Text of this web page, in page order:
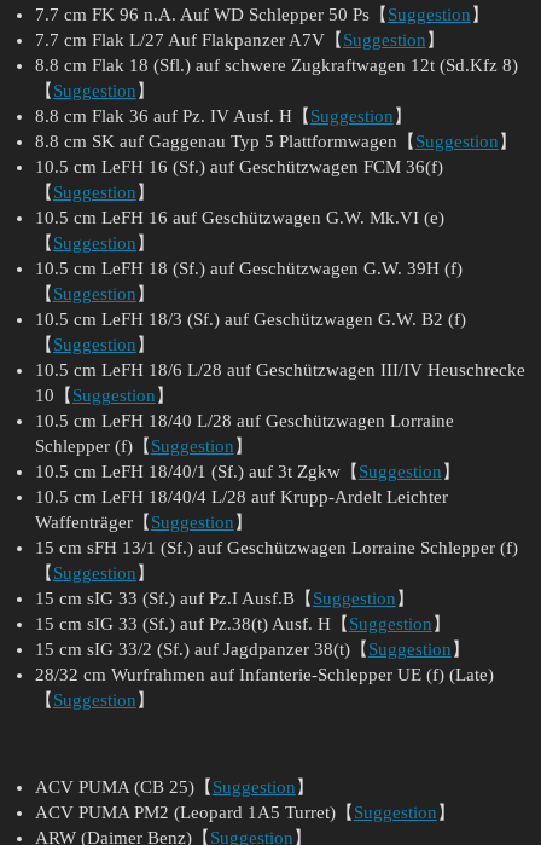
7.7 cm FK 96 n.A. Auf WD Schlepper 50 Ps【 Suggestion 】
7.7 cm Flak L/27 Auf Flakpanzer A7V【 Suggestion 】
8.8 cm Flak 18 (Sfl.) auf schwere Zugkraftwagen 12t (Sd.Kfz 8)
【 Suggestion 】
8.8 cm Flak 36 auf Pz. IV Ausf. H【 Suggestion 】
8.8 cm SK auf Gaggenau Typ 5 Plattformwagen【 Suggestion 】
10.5 cm LeFH 16 (Sf.) auf Geschützwagen FCM 36(f)
【 Suggestion 】
10.5 cm LeFH 16 auf Geschützwagen G.W. Mk.VI (e)
【 Suggestion 】
10.5 cm LeFH 18 (Sf.) auf Geschützwagen G.W. 39H (f)
【 Suggestion 】
10.5 cm LeFH 18/3 (Sf.) auf Geschützwagen G.W. B2 (f)
【 Suggestion 】
10.5 cm LeFH 18/6 L/28 auf Geschützwagen III/IV Heuschrecke
10【 Suggestion 】
10.5 cm LeFH 18/40 L/28 auf Geschützwagen Lorraine
Schlepper (f)【 Suggestion 】
10.5 cm LeFH 18/40/1 (Sf.) auf 3t Zgkw【 Suggestion 】
10.5 cm LeFH 18/40/4 L/28 auf Krupp-Ardelt Leichter
Waffenträger【 Suggestion 】
15 cm sFH 13/1 (Sf.) auf Geschützwagen Lorraine Schlepper (f)
【 Suggestion 】
15 cm sIG 33 (Sf.) auf Pz.I Ausf.B【 Suggestion 】
15 cm sIG 33 (Sf.) auf Pz.38(t) Ausf. H【 Suggestion 】
15 cm sIG 33/2 (Sf.) auf Jagdpanzer 38(t)【 Suggestion 】
28/32 cm Wurfrahmen auf Infanterie-Schlepper UE (f) (Late)
【 Suggestion 】
ACV PUMA (CB 25)【 Suggestion 】
ACV PUMA PM2 (Leopard 1A5 Turret)【 Suggestion 】
ARW (Daimer Benz)【 Suggestion 】